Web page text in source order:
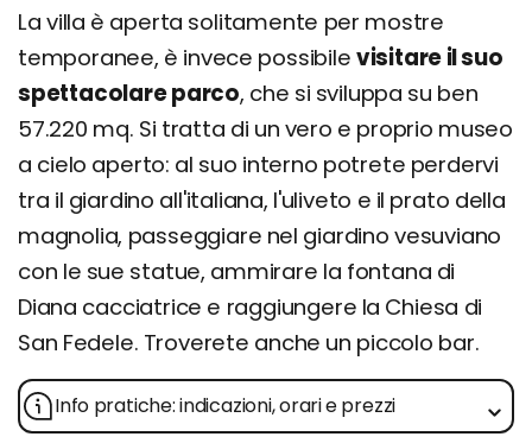
La villa è aperta solitamente per mostre
temporanee, è invece possibile visitare il suo
spettacolare parco, che si sviluppa su ben
57.220 mq. Si tratta di un vero e proprio museo
a cielo aperto: al suo interno potrete perdervi
tra il giardino all'italiana, l'uliveto e il prato della
magnolia, passeggiare nel giardino vesuviano
con le sue statue, ammirare la fontana di
Diana cacciatrice e raggiungere la Chiesa di
San Fedele. Troverete anche un piccolo bar.
Info pratiche: indicazioni, orari e prezzi